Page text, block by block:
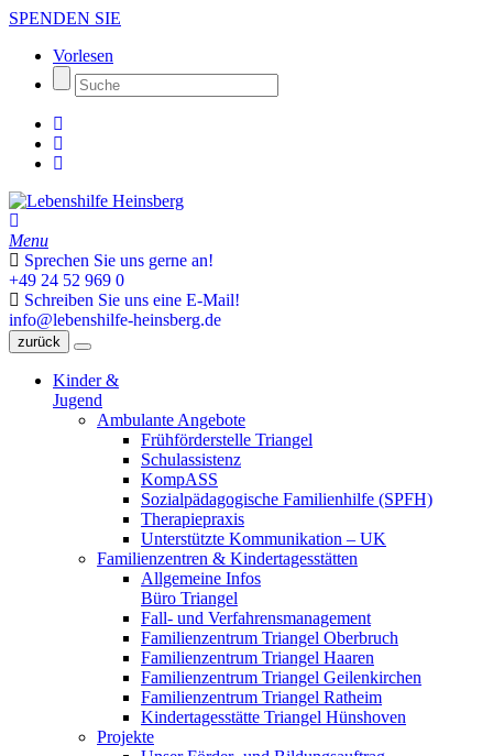
SPENDEN SIE
Vorlesen
Menu
Sprechen Sie uns gerne an!
+49 24 52 969 0
Schreiben Sie uns eine E-Mail!
info@lebenshilfe-heinsberg.de
zurück
Kinder &
Jugend
Ambulante Angebote
Frühförderstelle Triangel
Schulassistenz
KompASS
Sozialpädagogische Familienhilfe (SPFH)
Therapiepraxis
Unterstützte Kommunikation – UK
Familienzentren & Kindertagesstätten
Allgemeine Infos
Büro Triangel
Fall- und Verfahrensmanagement
Familienzentrum Triangel Oberbruch
Familienzentrum Triangel Haaren
Familienzentrum Triangel Geilenkirchen
Familienzentrum Triangel Ratheim
Kindertagesstätte Triangel Hünshoven
Projekte